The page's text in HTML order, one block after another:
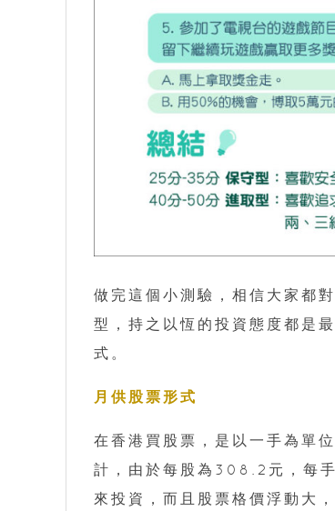
做完這個小測驗，相信大家都
型，持之以恆的投資態度都是
式。
月供股票形式
在香港買股票，是以一手為單
計，由於每股為308.2元，每
來投資，而且股票格價浮動大